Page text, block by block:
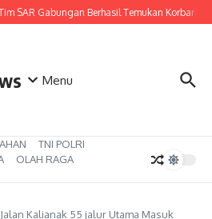
SAR Gabungan Berhasil Temukan Korban
Menu
TNI POLRI
OLAH RAGA
Jalan Kalianak 55 jalur Utama Masuk